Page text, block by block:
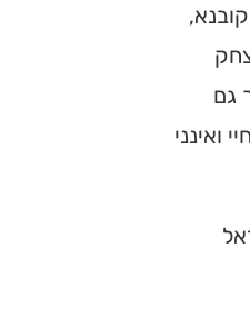
גם
ואינני